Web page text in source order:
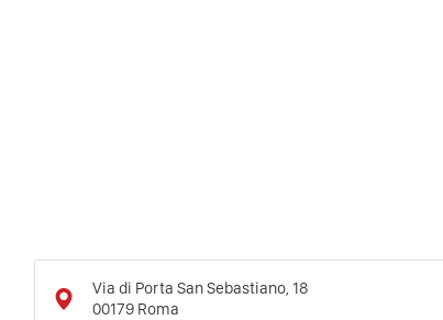
Via di Porta San Sebastiano, 18
00179 Roma